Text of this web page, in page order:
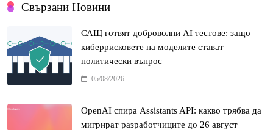
Свързани Новини
САЩ готвят доброволни AI тестове: защо
киберрисковете на моделите стават
политически въпрос
05/08/2026
OpenAI спира Assistants API: какво трябва да
мигрират разработчиците до 26 август